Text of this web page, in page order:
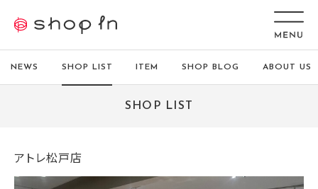
NEWS SHOP LIST ITEM SHOP BLOG ABOUT US
SHOP LIST
アトレ松戸店